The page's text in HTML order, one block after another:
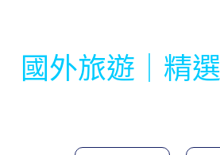
國外旅遊｜精